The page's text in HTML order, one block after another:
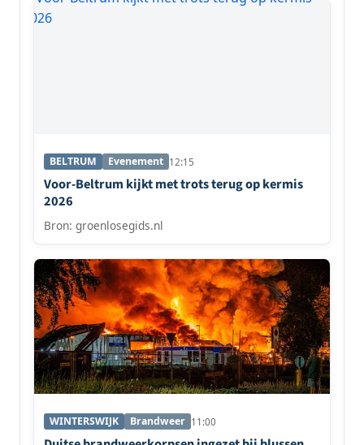
BELTRUM Evenement 12:15
Voor-Beltrum kijkt met trots terug op kermis
2026
Bron: groenlosegids.nl
WINTERSWIJK Brandweer 11:00